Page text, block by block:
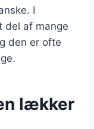
I
del af mange
den er ofte
lækker